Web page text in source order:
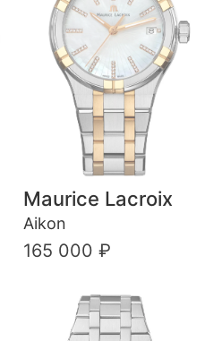
Maurice Lacroix
Aikon
165 000 ₽